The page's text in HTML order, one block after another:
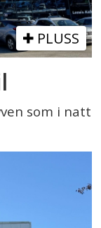
PLUSS
som i natt